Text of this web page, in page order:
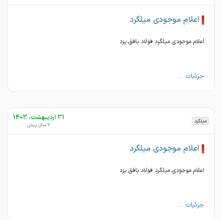
اعلام موجودی میلگرد
اعلام موجودی میلگرد فولاد بافق یزد
جزئیات ...
میلگرد 31 اردیبهشت، 1403
2 سال پیش
اعلام موجودی میلگرد
اعلام موجودی میلگرد فولاد بافق یزد
جزئیات ...